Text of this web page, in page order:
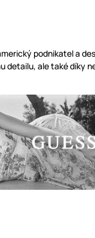
podnikatel a
detailu, ale také díky